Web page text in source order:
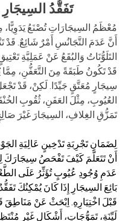
تَفَقُّدُ السِيجَارِ
مُعْظَمُ السِيجَارَاتِ تُصْنَعُ يَدَوِيًّا،
أَنَّ عَدَمَ التَّجَانُسِ أَمْرٌ شَائِعٌ. قَدْ
التَلَوُّنَاتُ وَالبُقَعُ عَنْ عَمَلِيَّةِ
قَدْ تَكُونُ طَبَقَةً مِنَ التَّعَفُّنِ، مِمَّا
سِيجَارٍ مُعَتَّقٍ جَيِّدًا. لَكِنْ، قَدْ
العُيُوبِ، مِثْلَ العَفَنِ، ثُقُوبِ
تَمَزُّقِ الغِلافِ، السِيجَارَ غَيْرَ
لِضَمَانِ تَجْرِبَةِ تَدْخِينٍ عَالِيَةِ
أَنْ تَتَعَلَّمَ كَيْفَ تَفْحَصُ سِيجَارَكَ
عَدَمِ وُجُودِ عُيُوبٍ تُؤَثِّرُ عَلَى
بَائِعَ السِيجَارِ إِذَا كَانَ يُمْكِنُكَ
قَبْلَ اخْتِيَارِهِ. اِبْحَثْ عَنْ مَنَاطِقَ
لَيِّنَةٍ، تَمَوُّجَاتٍ، أَشْكَالٍ غَيْرِ